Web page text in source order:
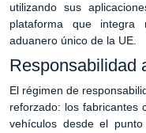
utilizando sus
plataforma que integra
aduanero único de la UE.
Responsabilidad
El régimen de
reforzado: los fabricantes
vehículos desde el